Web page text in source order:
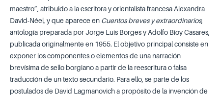
maestro”, atribuido a la escritora y orientalista francesa Alexandra
David-Néel, y que aparece en Cuentos breves y extraordinarios,
antología preparada por Jorge Luis Borges y Adolfo Bioy Casares,
publicada originalmente en 1955. El objetivo principal consiste en
exponer los componentes o elementos de una narración
brevísima de sello borgiano a partir de la reescritura o falsa
traducción de un texto secundario. Para ello, se parte de los
postulados de David Lagmanovich a propósito de la invención de